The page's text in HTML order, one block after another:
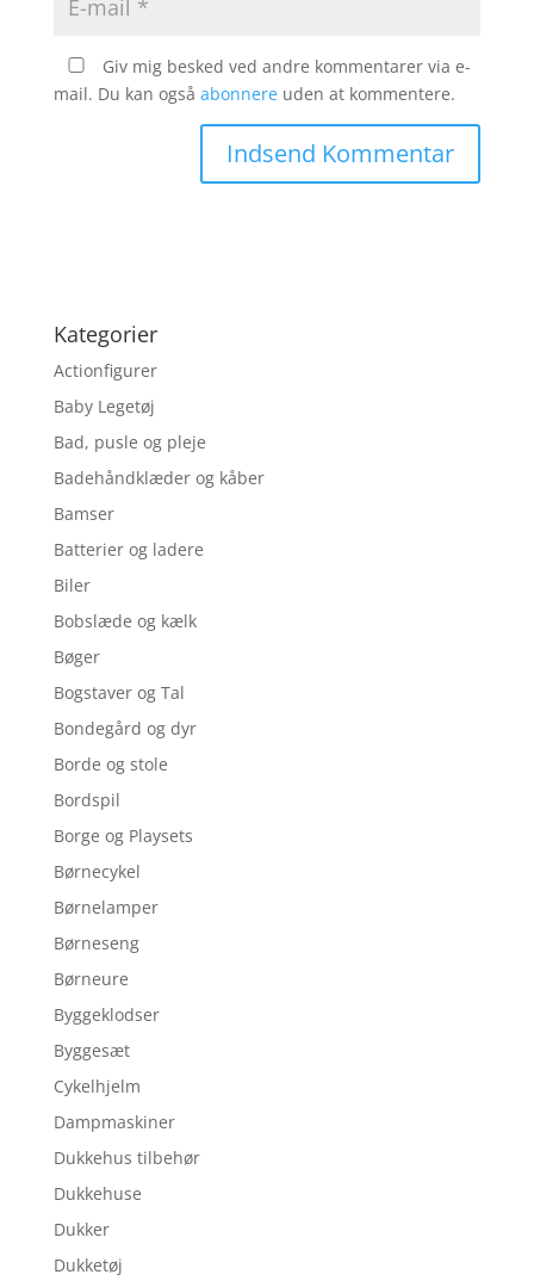
Giv mig besked ved andre kommentarer via e-
mail. Du kan også abonnereuden at kommentere.
Kategorier
Actionfigurer
Baby Legetøj
Bad, pusle og pleje
Badehåndklæder og kåber
Bamser
Batterier og ladere
Biler
Bobslæde og kælk
Bøger
Bogstaver og Tal
Bondegård og dyr
Borde og stole
Bordspil
Borge og Playsets
Børnecykel
Børnelamper
Børneseng
Børneure
Byggeklodser
Byggesæt
Cykelhjelm
Dampmaskiner
Dukkehus tilbehør
Dukkehuse
Dukker
Dukketøj